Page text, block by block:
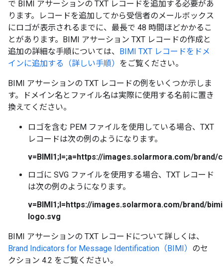
で BIMI アサーションの TXT レコードを追加する必要があ
ります。レコードを追加してから受信者のメールボックス
にロゴが表示されるまでに、最長で 48 時間ほどかかるこ
とがあります。BIMI アサーション TXT レコードの作成と
追加の詳細な手順については、 BIMI TXT レコードをドメ
インに追加する（詳しい手順） をご覧ください。
BIMI アサーションの TXT レコードの例をいくつか示しま
す。ドメイン名とファイル名は実際に使用する名前に置き
換えてください。
ロゴを含む PEM ファイルを使用している場合、TXT
レコードは次の例のようになります。
v=BIMI1;l=;a=https://images.solarmora.com/
ロゴに SVG ファイルを使用する場合、TXT レコード
は次の例のようになります。
v=BIMI1;l=https://images.solarmora.com/brand/
logo.svg
BIMI アサーションの TXT レコードについて詳しくは、
Brand Indicators for Message Identification（BIMI） のセ
クション 4.2 をご覧ください。